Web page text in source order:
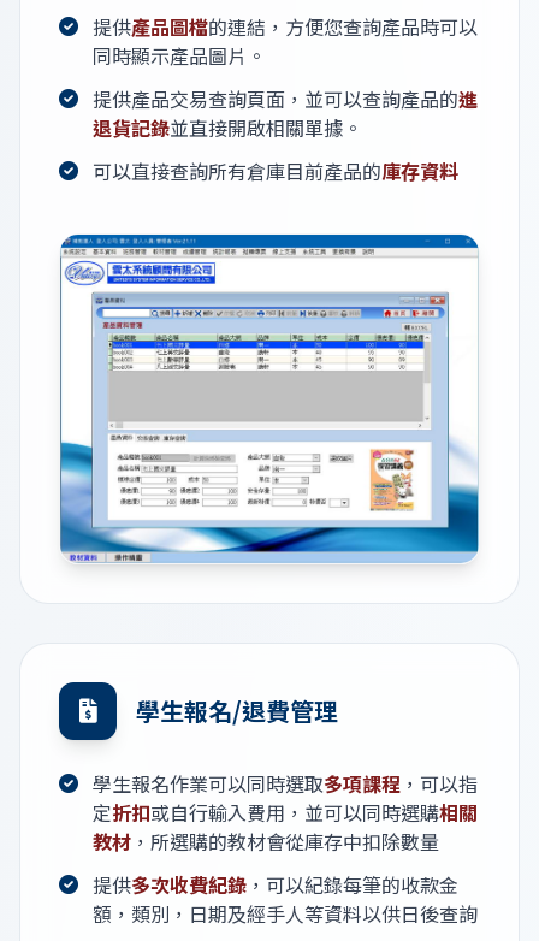
提供產品圖檔的連結，方便您查詢產品時可以
同時顯示產品圖片。
提供產品交易查詢頁面，並可以查詢產品的進
退貨記錄並直接開啟相關單據。
可以直接查詢所有倉庫目前產品的庫存資料
學生報名/退費管理
學生報名作業可以同時選取多項課程 ，可以指
定折扣或自行輸入費用，並可以同時選購相關
教材 ，所選購的教材會從庫存中扣除數量
提供多次收費紀錄 ，可以紀錄每筆的收款金
額，類別，日期及經手人等資料以供日後查詢